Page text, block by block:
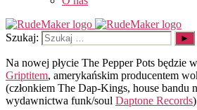
Szukaj:
Na nowej płycie The Pepper Pots będzie
Griptitem, amerykańskim producentem
(członkiem The Dap-Kings, house bandu
wydawnictwa funk/soul Daptone Records